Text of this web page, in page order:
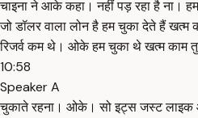
चाइना ने आके कहा। नहीं पड़ रहा है ना।
जो डॉलर वाला लोन है हम चुका देते हैं खत्म
रिजर्व कम थे। ओके हम चुका थे खत्म काम
10:58
Speaker A
चुकाते रहना। ओके। सो इट्स जस्ट